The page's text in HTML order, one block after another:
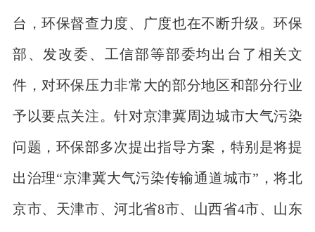
台，环保督查力度、广度也在不断升级。环保
部、发改委、工信部等部委均出台了相关文
件，对环保压力非常大的部分地区和部分行业
予以要点关注。针对京津冀周边城市大气污染
问题，环保部多次提出指导方案，特别是将提
出治理“京津冀大气污染传输通道城市”，将北
京市、天津市、河北省8市、山西省4市、山东